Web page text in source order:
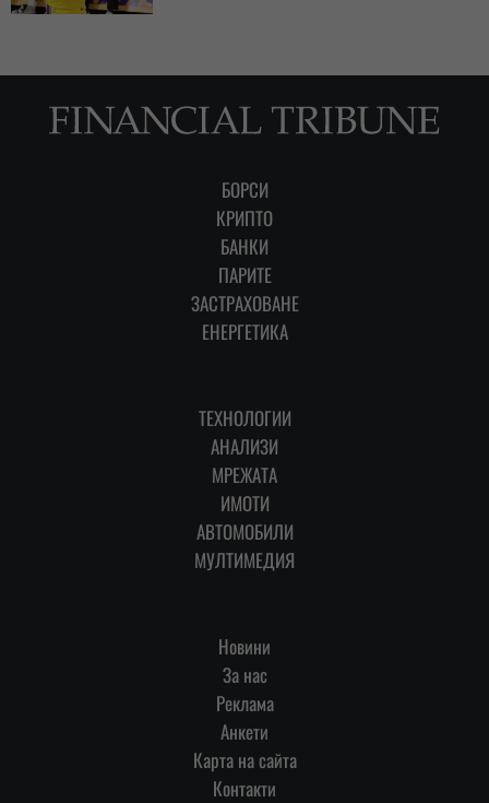
БОРСИ
КРИПТО
БАНКИ
ПАРИТЕ
ЗАСТРАХОВАНЕ
ЕНЕРГЕТИКА
ТЕХНОЛОГИИ
АНАЛИЗИ
МРЕЖАТА
ИМОТИ
АВТОМОБИЛИ
МУЛТИМЕДИЯ
Новини
За нас
Реклама
Анкети
Карта на сайта
Контакти